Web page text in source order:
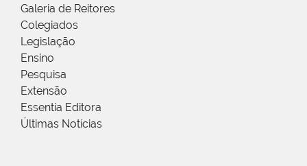
Galeria de Reitores
Colegiados
Legislação
Ensino
Pesquisa
Extensão
Essentia Editora
Últimas Notícias